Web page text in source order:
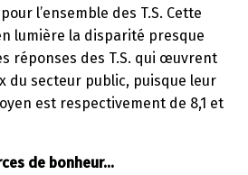
l’ensemble des T.S. Cette
lumière la disparité presque
réponses des T.S. qui œuvrent
du secteur public, puisque leur
est respectivement de 8,1 et
de bonheur…